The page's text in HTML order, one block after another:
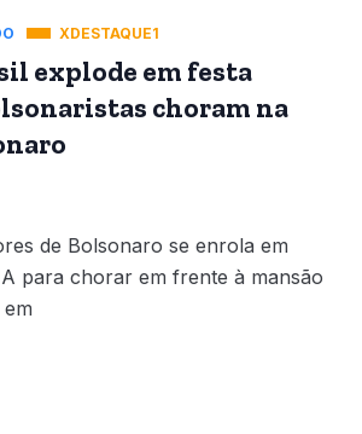
XDESTAQUE1
explode em festa
choram na
de Bolsonaro se enrola em
para chorar em frente à mansão